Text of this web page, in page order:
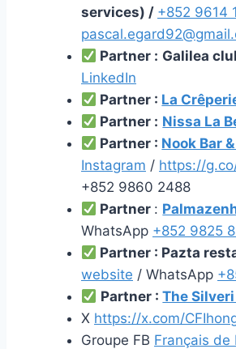
services) / +852 9614
Partner : Galilea
LinkedIn
Partner : La
Partner : Nissa La
Partner : Nook Bar
Instagram / https://
+852 9860 2488
Partner :
WhatsApp +852 9825
Partner : Pazta
website / WhatsApp
Partner :The
X https://x.com/
Groupe FB Français de